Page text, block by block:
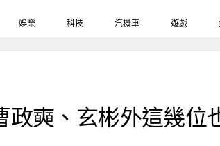
娛樂 科技 汽機車 遊戲
奭、玄彬外這幾位